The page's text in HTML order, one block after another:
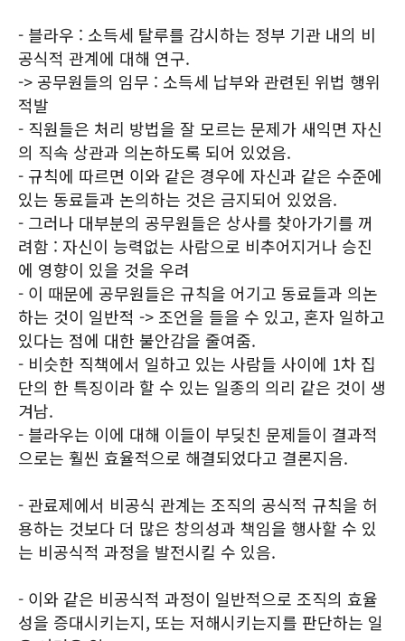
- 블라우 : 소득세 탈루를 감시하는 정부 기관 내의 비
공식적 관계에 대해 연구.
-> 공무원들의 임무 : 소득세 납부와 관련된 위법 행위
적발
- 직원들은 처리 방법을 잘 모르는 문제가 새익면 자신
의 직속 상관과 의논하도록 되어 있었음.
- 규칙에 따르면 이와 같은 경우에 자신과 같은 수준에
있는 동료들과 논의하는 것은 금지되어 있었음.
- 그러나 대부분의 공무원들은 상사를 찾아가기를 꺼
려함 : 자신이 능력없는 사람으로 비추어지거나 승진
에 영향이 있을 것을 우려
- 이 때문에 공무원들은 규칙을 어기고 동료들과 의논
하는 것이 일반적 -> 조언을 들을 수 있고, 혼자 일하고
있다는 점에 대한 불안감을 줄여줌.
- 비슷한 직책에서 일하고 있는 사람들 사이에 1차 집
단의 한 특징이라 할 수 있는 일종의 의리 같은 것이 생
겨남.
- 블라우는 이에 대해 이들이 부딪친 문제들이 결과적
으로는 훨씬 효율적으로 해결되었다고 결론지음.
- 관료제에서 비공식 관계는 조직의 공식적 규칙을 허
용하는 것보다 더 많은 창의성과 책임을 행사할 수 있
는 비공식적 과정을 발전시킬 수 있음.
- 이와 같은 비공식적 과정이 일반적으로 조직의 효율
성을 증대시키는지, 또는 저해시키는지를 판단하는 일